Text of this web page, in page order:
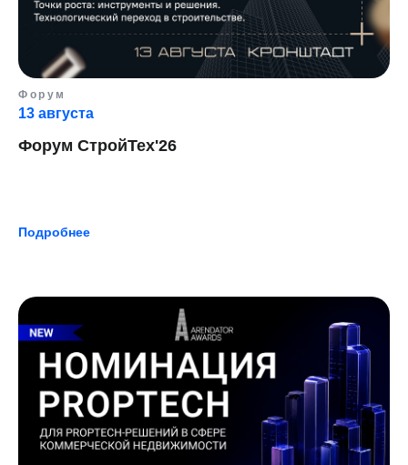
Форум
13 августа
Форум СтройТех'26
Подробнее